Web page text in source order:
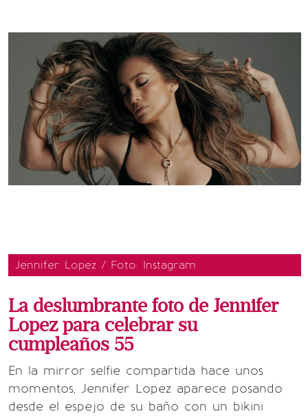
Jennifer Lopez / Foto: Instagram
La deslumbrante foto de Jennifer
Lopez para celebrar su
cumpleaños 55
En la mirror selfie compartida hace unos
momentos, Jennifer Lopez aparece posando
desde el espejo de su baño con un bikini